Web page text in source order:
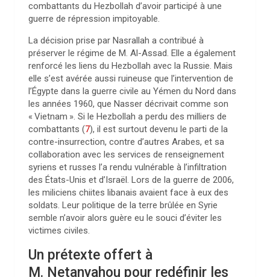
combattants du Hezbollah d’avoir participé à une
guerre de répression impitoyable.
La décision prise par Nasrallah a contribué à
préserver le régime de M. Al-Assad. Elle a également
renforcé les liens du Hezbollah avec la Russie. Mais
elle s’est avérée aussi ruineuse que l’intervention de
l’Égypte dans la guerre civile au Yémen du Nord dans
les années 1960, que Nasser décrivait comme son
« Vietnam ». Si le Hezbollah a perdu des milliers de
combattants (7), il est surtout devenu le parti de la
contre-insurrection, contre d’autres Arabes, et sa
collaboration avec les services de renseignement
syriens et russes l’a rendu vulnérable à l’infiltration
des États-Unis et d’Israël. Lors de la guerre de 2006,
les miliciens chiites libanais avaient face à eux des
soldats. Leur politique de la terre brûlée en Syrie
semble n’avoir alors guère eu le souci d’éviter les
victimes civiles.
Un prétexte offert à
M. Netanyahou pour redéfinir les